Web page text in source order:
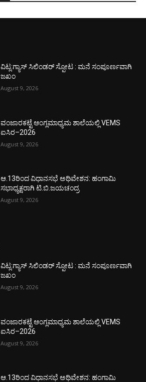
ವಿಟ್ಲ:ಗ್ಯಾಸ್ ಸಿಲಿಂಡರ್ ಸ್ಪೋಟ : ಮನೆ ಸಂಪೂರ್ಣವಾಗಿ
ಜಖಂ
August 9, 2026
ವಂಜಾರಕಟ್ಟೆ ಆಂಗ್ಲಮಾಧ್ಯಮ ಶಾಲೆಯಲ್ಲಿ VEMS
ಐಸಿರ–2026
August 9, 2026
ಆ.13ರಿಂದ ವಿಧಾನಸಭೆ ಅಧಿವೇಶನ: ಹಂಗಾಮಿ
ಸಭಾಧ್ಯಕ್ಷರಾಗಿ ಟಿ.ಬಿ.ಜಯಚಂದ್ರ
August 9, 2026
ವಿಟ್ಲ:ಗ್ಯಾಸ್ ಸಿಲಿಂಡರ್ ಸ್ಪೋಟ : ಮನೆ ಸಂಪೂರ್ಣವಾಗಿ
ಜಖಂ
August 9, 2026
ವಂಜಾರಕಟ್ಟೆ ಆಂಗ್ಲಮಾಧ್ಯಮ ಶಾಲೆಯಲ್ಲಿ VEMS
ಐಸಿರ–2026
August 9, 2026
ಆ.13ರಿಂದ ವಿಧಾನಸಭೆ ಅಧಿವೇಶನ: ಹಂಗಾಮಿ